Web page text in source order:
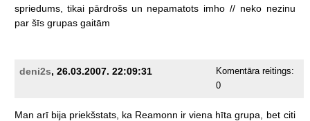
spriedums,
tikai pārdrošs un nepamatots imho // neko nezinu
par šīs grupas gaitām
deni2s, 26.03.2007. 22:09:31
Komentāra reitings:
0
Man arī bija priekšstats, ka Reamonn ir viena hīta grupa, bet citi